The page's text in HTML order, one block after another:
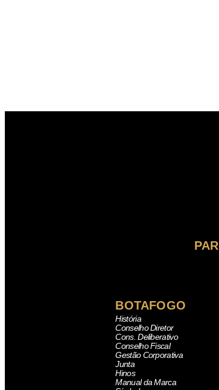
BOTAFOGO
História
Conselho Diretor
Cons. Deliberativo
Conselho Fiscal
Gestão Corporativa
Junta
Hinos
Manual da Marca